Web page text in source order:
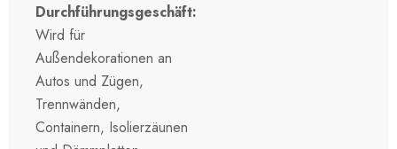
Durchführungsgeschäft:
Wird für
Außendekorationen an
Autos und Zügen,
Trennwänden,
Containern, Isolierzäunen